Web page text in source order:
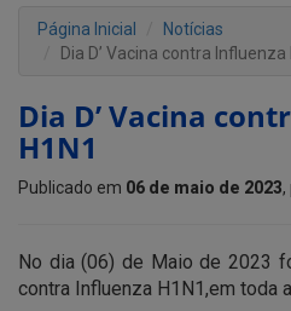
Página Inicial
Notícias
Dia D’ Vacina contra Influenza
Dia D’ Vacina
H1N1
Publicado em 06 de maio de 2023,
No dia (06) de Maio de 2023
contra Influenza H1N1,em toda